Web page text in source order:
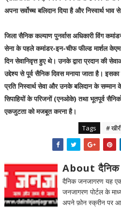
अपना सर्वोच्च बलिदान दिया है और निस्वार्थ
जिला सैनिक कल्याण पुनर्वास अधिकारी विंग
सेना के पहले कमांडर-इन-चीफ फील्ड मार्शल केएम
दिन सेवानिवृत्त हुए थे। उनके द्वारा प्रदान की
उद्देश्य से पूर्व सैनिक दिवस मनाया जाता है। इसका
प्रति निस्वार्थ सेवा और उनके बलिदान के
सिपाहियों के परिजनों (एनओके) तथा भूतपूर्व
एकजुटता को मजबूत करना है।
Tags #
About दैनिक
दैनिक जनजागरण यह
जनजागरण पोर्टल के
अपने फ़ोन स्क्रीन पर